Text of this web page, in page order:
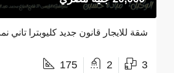
شقة للايجار قانون جديد كليوبترا تاني
3
2
175